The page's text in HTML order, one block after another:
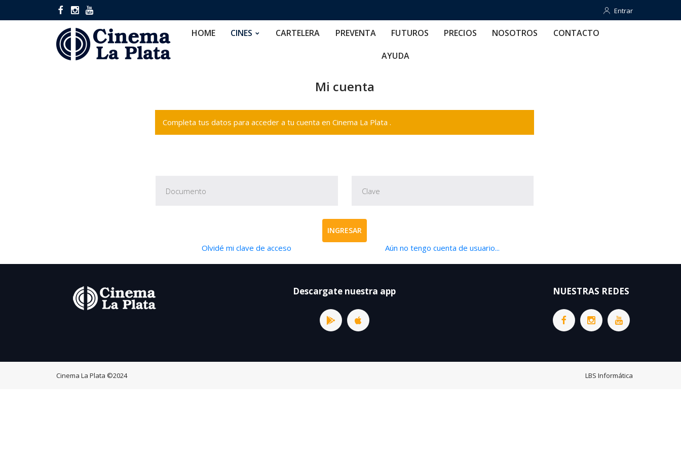
Entrar
Entrar
HOME CINES CARTELERA PREVENTA FUTUROS PRECIOS NOSOTROS CONTACTO
AYUDA
Mi cuenta
Completa tus datos para acceder a tu cuenta en Cinema La Plata .
INGRESAR
Olvidé mi clave de acceso Aún no tengo cuenta de usuario...
Descargate nuestra app NUESTRAS REDES
Cinema La Plata ©2024 LBS Informática